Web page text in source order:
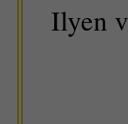
Ilyen